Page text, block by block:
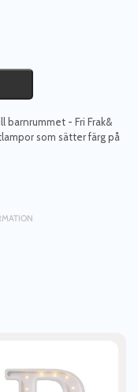
barnrummet - Fri Frak&
som sätter färg på